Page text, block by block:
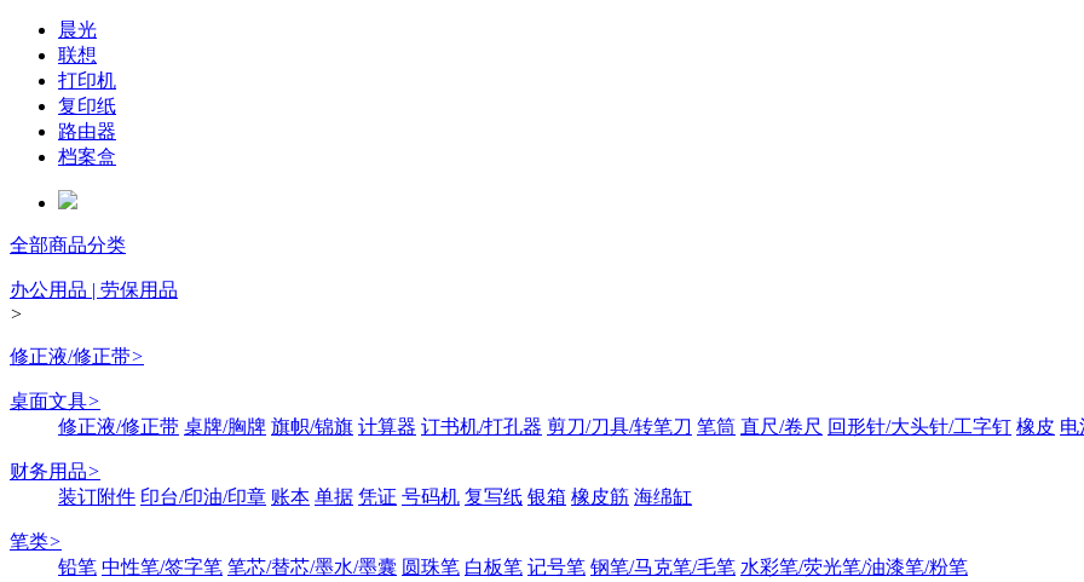
晨光
联想
打印机
复印纸
路由器
档案盒
全部商品分类
办公用品 | 劳保用品
>
修正液/修正带>
桌面文具>
修正液/修正带 桌牌/胸牌 旗帜/锦旗 计算器 订书机/打孔器 剪刀/刀具/转笔刀 笔筒 直尺/卷尺 回形针/大头针/工字钉 橡皮 电
财务用品>
装订附件 印台/印油/印章 账本 单据 凭证 号码机 复写纸 银箱 橡皮筋 海绵缸
笔类>
铅笔 中性笔/签字笔 笔芯/替芯/墨水/墨囊 圆珠笔 白板笔 记号笔 钢笔/马克笔/毛笔 水彩笔/荧光笔/油漆笔/粉笔